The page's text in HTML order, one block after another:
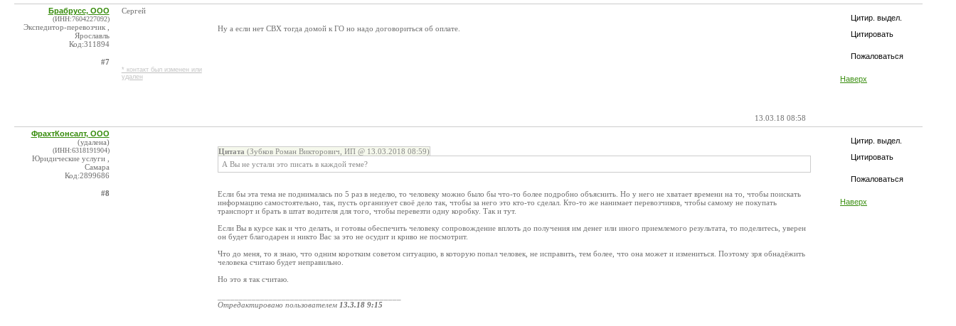
Цитир. выдел.
Цитировать
Пожаловаться
Наверх
Брабрусс, ООО
(ИНН:7604227092)
Экспедитор-перевозчик ,
Ярославль
Код:311894
#7
Сергей
* контакт был изменен или
удален
Ну а если нет СВХ тогда домой к ГО но надо договориться об оплате.
13.03.18 08:58
Цитир. выдел.
Цитировать
Пожаловаться
Наверх
ФрахтКонсалт, ООО
(удалена)
(ИНН:6318191904)
Юридические услуги ,
Самара
Код:2899686
#8
Цитата (Зубков Роман Викторович, ИП @ 13.03.2018 08:59)
А Вы не устали это писать в каждой теме?
Если бы эта тема не поднималась по 5 раз в неделю, то человеку можно было бы что-то более подробно объяснить. Но у него не хватает времени на то, чтобы поискать
информацию самостоятельно, так, пусть организует своё дело так, чтобы за него это кто-то сделал. Кто-то же нанимает перевозчиков, чтобы самому не покупать
транспорт и брать в штат водителя для того, чтобы перевезти одну коробку. Так и тут.
Если Вы в курсе как и что делать, и готовы обеспечить человеку сопровождение вплоть до получения им денег или иного приемлемого результата, то поделитесь, уверен
он будет благодарен и никто Вас за это не осудит и криво не посмотрит.
Что до меня, то я знаю, что одним коротким советом ситуацию, в которую попал человек, не исправить, тем более, что она может и измениться. Поэтому зря обнадёжить
человека считаю будет неправильно.
Но это я так считаю.
Отредактировано пользователем 13.3.18 9:15